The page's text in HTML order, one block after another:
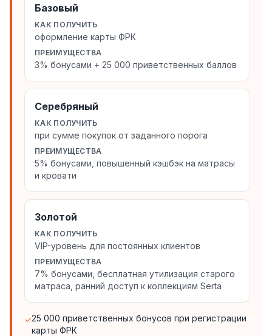
Базовый
КАК ПОЛУЧИТЬ
оформление карты ФРК
ПРЕИМУЩЕСТВА
3% бонусами + 25 000 приветственных баллов
Серебряный
КАК ПОЛУЧИТЬ
при сумме покупок от заданного порога
ПРЕИМУЩЕСТВА
5% бонусами, повышенный кэшбэк на матрасы
и кровати
Золотой
КАК ПОЛУЧИТЬ
VIP-уровень для постоянных клиентов
ПРЕИМУЩЕСТВА
7% бонусами, бесплатная утилизация старого
матраса, ранний доступ к коллекциям Serta
✓25 000 приветственных бонусов при регистрации
карты ФРК